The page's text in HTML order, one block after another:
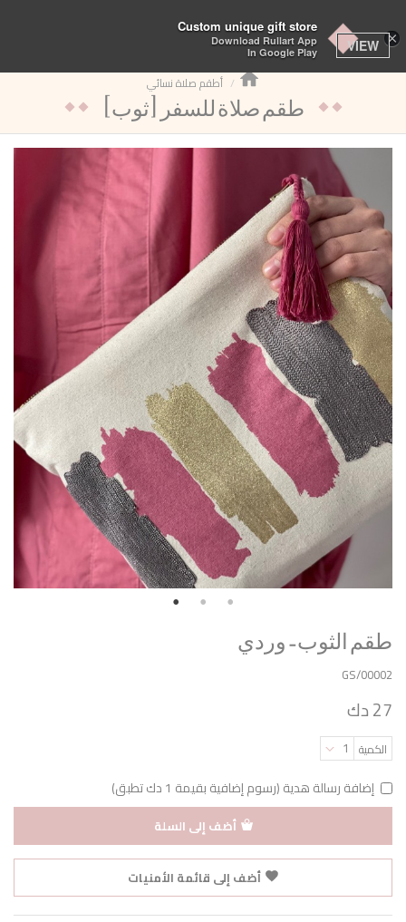
تبديل
التنقل
أطقم صلاة نسائي
(طقم صلاة للسفر (ثوب
طقم الثوب - وردي
GS/00002
27 دك
الكمية 1
إضافة رسالة هدية (رسوم إضافية بقيمة 1 دك تطبق)
أضف إلى السلة
أضف إلى قائمة الأمنيات
×
Custom unique gift store
Download Rullart App
In Google Play
VIEW